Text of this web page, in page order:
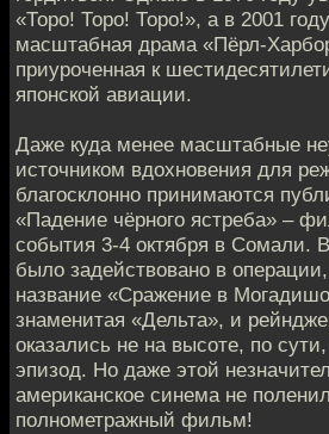
«Торо! Торо! Торо!», а в 2001
масштабная драма «Пёрл-
приуроченная к
японской авиации.
Даже куда менее масштабные
источником вдохновения для
благосклонно принимаются
«Падение чёрного ястреба» –
события 3-4 октября в Сомали.
было задействовано в
название «Сражение в
знаменитая «Дельта», и
оказались не на высоте, по
эпизод. Но даже этой
американское синема не
полнометражный фильм!